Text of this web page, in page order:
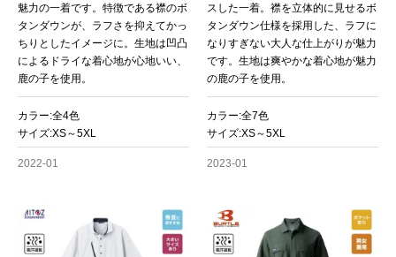
魅力の一着です。特徴である襟のボ
タンダウンが、ラフさを抑えてかっ
ちりとしたイメージに。生地は凹凸
によるドライな着心地が心地いい、
鹿の子を使用。
カラー:全4色
サイズ:XS～5XL
2022-01
スした一着。襟を立体的に見せるボ
タンダウン仕様を採用した、ラフに
なりすぎない大人な仕上がりが魅力
です。生地は爽やかな着心地が魅力
の鹿の子を使用。
カラー:全7色
サイズ:XS～5XL
2023-01